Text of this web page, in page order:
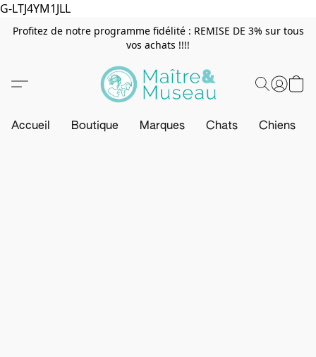
G-LTJ4YM1JLL
Profitez de notre programme fidélité : REMISE DE 3% sur tous
vos achats !!!!
Accueil Boutique Marques Chats Chiens